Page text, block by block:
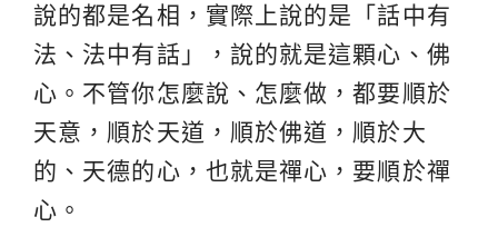
說的都是名相，實際上說的是「話中有
法、法中有話」，說的就是這顆心、佛
心。不管你怎麼說、怎麼做，都要順於
天意，順於天道，順於佛道，順於大
的、天德的心，也就是禪心，要順於禪
心。